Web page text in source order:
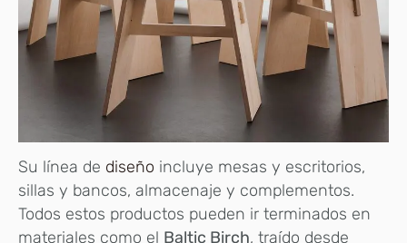
Su línea de diseño incluye mesas y escritorios,
sillas y bancos, almacenaje y complementos.
Todos estos productos pueden ir terminados en
materiales como el Baltic Birch, traído desde